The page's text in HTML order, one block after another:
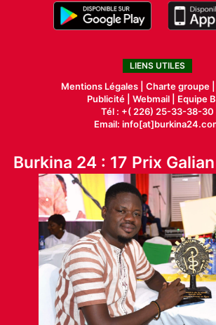
LIENS UTILES
Mentions Légales | Charte groupe |
Publicité| Webmail |
Equipe
Tél : +( 226) 25-33-38-30
Email:
Burkina 24 : 17 Prix